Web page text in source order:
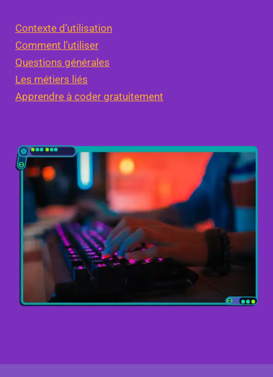
Contexte d’utilisation
Comment l’utiliser
Questions générales
Les métiers liés
Apprendre à coder gratuitement